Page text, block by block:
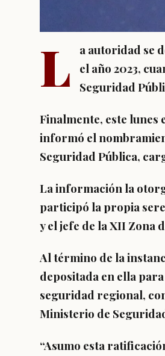
L
a autoridad se
el año 2023,
Seguridad
Finalmente, este lunes
informó el
Seguridad Pública,
La información la
participó la propia
y el jefe de la XII Zona
Al término de la
depositada en ella
seguridad regional,
Ministerio de
“Asumo esta